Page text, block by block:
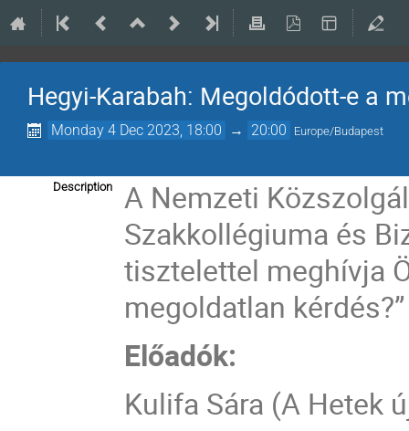
Hegyi-Karabah: Megoldódott-e a
Monday 4 Dec 2023, 18:00 → 20:00 Europe/Budapest
Description
A Nemzeti
Szakkollégiuma és
tisztelettel meghívja
megoldatlan
Előadók:
Kulifa Sára (A Hetek